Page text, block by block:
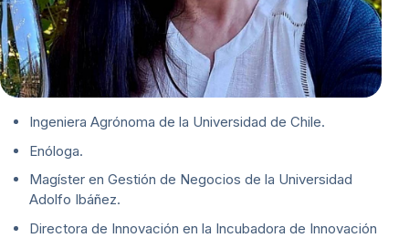
Ingeniera Agrónoma de la Universidad de Chile.
Enóloga.
Magíster en Gestión de Negocios de la Universidad
Adolfo Ibáñez.
Directora de Innovación en la Incubadora de Innovación